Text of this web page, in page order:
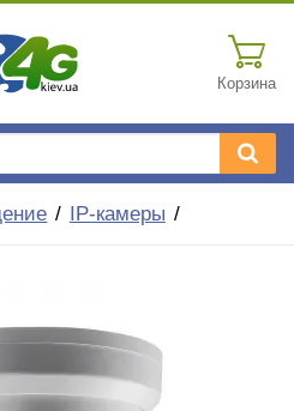
Корзина
IP-камеры